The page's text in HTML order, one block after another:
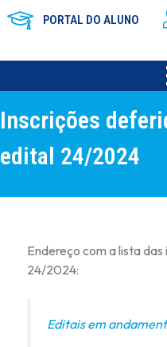
PORTAL DO ALUNO
Inscrições
edital 24/2024
Endereço com a lista
24/2024:
Editais em